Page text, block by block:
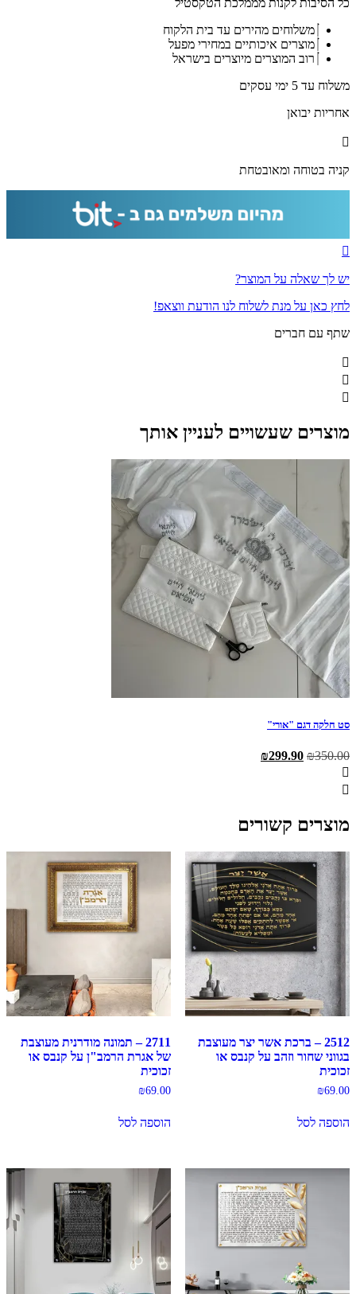
פטום
שיש
שחור
להדפסה
קנבס
זכוכית
כל הסיבות לקנות מממלכת הטקסטיל
משלוחים מהירים עד בית הלקוח
מוצרים איכותיים במחירי מפעל
רוב המוצרים מיוצרים בישראל
משלוח עד 5 ימי עסקים
אחריות יבואן
קניה בטוחה ומאובטחת
יש לך שאלה על המוצר?
לחץ כאן על מנת לשלוח לנו הודעת ווצאפ!
שתף עם חברים
מוצרים שעשויים לעניין אותך
סט חלקה דגם "אורי"
₪350.00
המחיר ₪299.90
מוצרים קשורים
2512 – ברכת אשר יצר מעוצבת
בגווני שחור וזהב על קנבס או
זכוכית
₪69.00
הוספה לסל
2711 – תמונה מודרנית מעוצבת
של אגרת הרמב"ן על קנבס או
זכוכית
₪69.00
הוספה לסל